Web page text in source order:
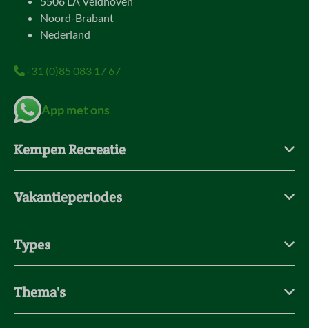
Noord-Brabant
Nederland
+31 (0)85 083 17 67
App met ons
Kempen Recreatie
Vakantieperiodes
Types
Thema's